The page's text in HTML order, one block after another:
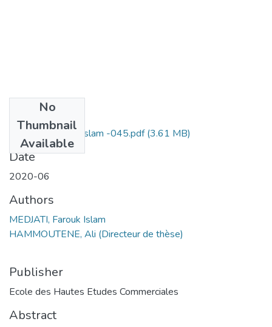
No
Thumbnail
Available
MEDJATI Farouk Islam -045.pdf(3.61 MB)
Date
2020-06
Authors
MEDJATI, Farouk Islam
HAMMOUTENE, Ali (Directeur de thèse)
Publisher
Ecole des Hautes Etudes Commerciales
Abstract